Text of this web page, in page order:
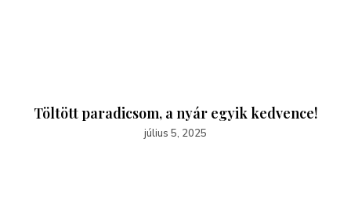
Töltött paradicsom, a nyár egyik kedvence!
július 5, 2025